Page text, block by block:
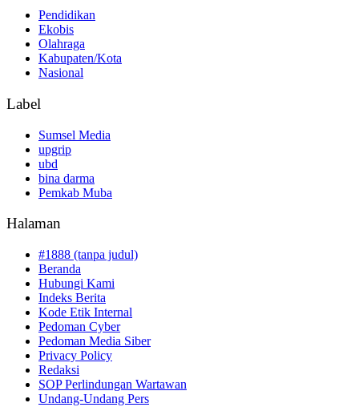
Pendidikan
Ekobis
Olahraga
Kabupaten/Kota
Nasional
Label
Sumsel Media
upgrip
ubd
bina darma
Pemkab Muba
Halaman
#1888 (tanpa judul)
Beranda
Hubungi Kami
Indeks Berita
Kode Etik Internal
Pedoman Cyber
Pedoman Media Siber
Privacy Policy
Redaksi
SOP Perlindungan Wartawan
Undang-Undang Pers